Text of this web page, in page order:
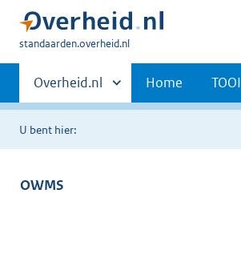
U
hier:
standaarden.overheid.nl
Primaire
navigatie
Andere
sites
binnen
Overheid.nl Home TOOI
U bent hier:
OWMS